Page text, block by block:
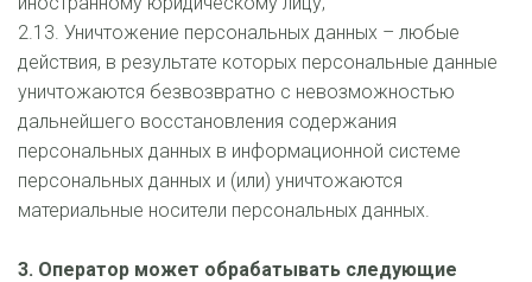
2.13. Уничтожение персональных данных – любые
действия, в результате которых персональные данные
уничтожаются безвозвратно с невозможностью
дальнейшего восстановления содержания
персональных данных в информационной системе
персональных данных и (или) уничтожаются
материальные носители персональных данных.
3. Оператор может обрабатывать следующие